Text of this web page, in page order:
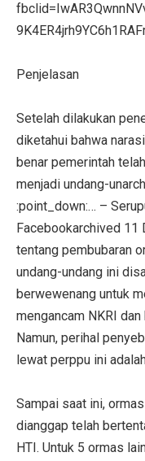
Penjelasan
Setelah dilakukan
diketahui bahwa
benar pemerintah
menjadi undang-
:point_down:… –
Facebookarchived 11
tentang pembubaran
undang-undang ini
berwewenang untuk
mengancam NKRI
Namun, perihal
lewat perppu ini
Sampai saat ini,
dianggap telah
HTI. Untuk 5 ormas